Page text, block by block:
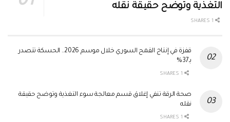
التغذية وتوضح حقيقة نقله
قفزة في إنتاج القمح السوري خلال موسم 2026.. الحسكة تتصدر
بـ37%
صحة الرقة تنفي إغلاق قسم معالجة سوء التغذية وتوضح حقيقة
نقله